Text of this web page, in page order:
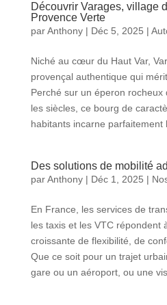
Découvrir Varages, village
Provence Verte
parAnthony| Déc 5, 2025 |
Niché au cœur du Haut Var,
provençal authentique qui
Perché sur un éperon
les siècles, ce bourg de
habitants incarne parfaitement
Des solutions de mobilité
parAnthony| Déc 1, 2025 |
En France, les services de
les taxis et les VTC répondent
croissante de flexibilité, de
Que ce soit pour un trajet
gare ou un aéroport, ou une